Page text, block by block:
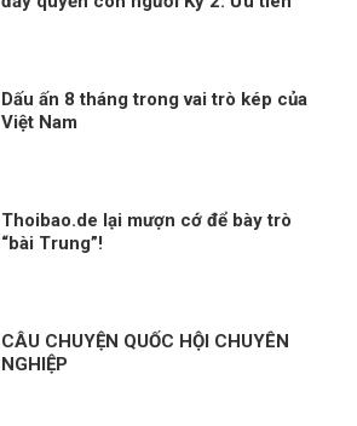
Dấu ấn 8 tháng trong vai trò kép của
Việt Nam
Thoibao.de lại mượn cớ để bày trò
“bài Trung”!
CÂU CHUYỆN QUỐC HỘI CHUYÊN
NGHIỆP